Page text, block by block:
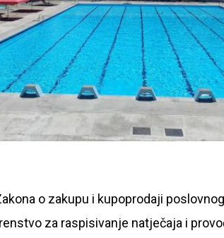
o zakupu i kupoprodaji
za raspisivanje natječaja i